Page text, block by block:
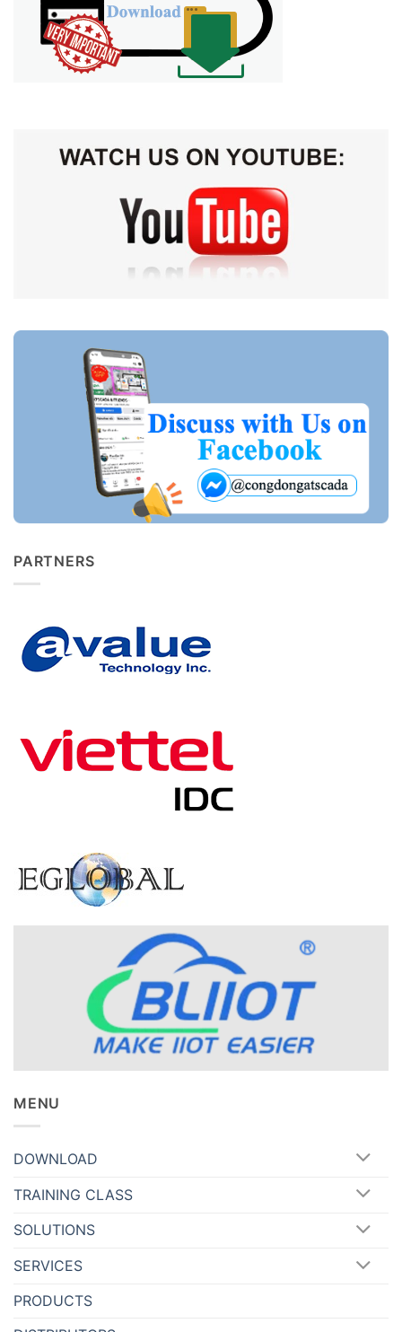
PARTNERS
MENU
DOWNLOAD
TRAINING CLASS
SOLUTIONS
SERVICES
PRODUCTS